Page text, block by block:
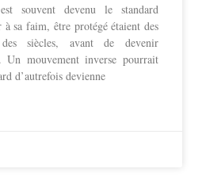
souvent devenu le standard
à sa faim, être protégé étaient des
siècles, avant de devenir
Un mouvement inverse pourrait
d’autrefois devienne